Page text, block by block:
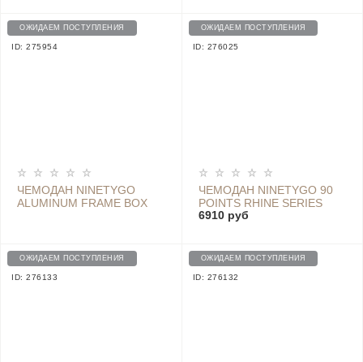
ОЖИДАЕМ ПОСТУПЛЕНИЯ
ID: 275954
ЧЕМОДАН NINETYGO
ALUMINUM FRAME BOX
ОЖИДАЕМ ПОСТУПЛЕНИЯ
ID: 276025
ЧЕМОДАН NINETYGO 90
POINTS RHINE SERIES
SUITCASE 20 WHITE
6910 руб
ОЖИДАЕМ ПОСТУПЛЕНИЯ
ID: 276133
ОЖИДАЕМ ПОСТУПЛЕНИЯ
ID: 276132